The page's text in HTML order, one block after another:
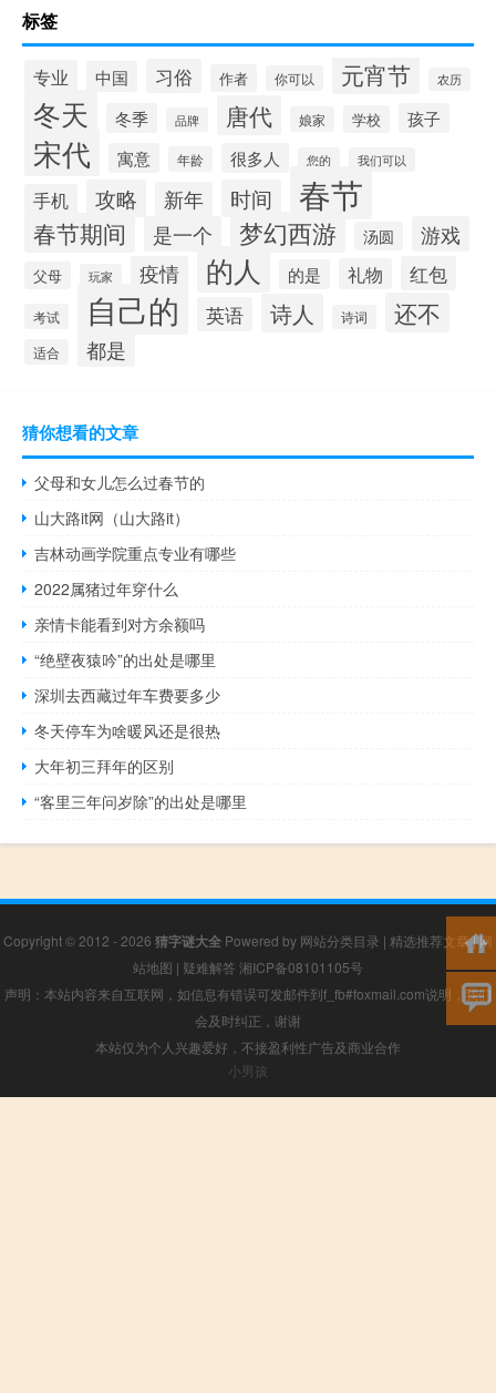
标签
专业 中国 习俗 作者 你可以 元宵节 农历
冬天 冬季 品牌 唐代 娘家 学校 孩子
宋代 寓意 年龄 很多人 您的 我们可以
手机 攻略 新年 时间 春节
春节期间 是一个 梦幻西游 汤圆 游戏
父母 玩家 疫情 的人 的是 礼物 红包
考试 自己的 英语 诗人 诗词 还不
适合 都是
猜你想看的文章
父母和女儿怎么过春节的
山大路it网（山大路it）
吉林动画学院重点专业有哪些
2022属猪过年穿什么
亲情卡能看到对方余额吗
“绝壁夜猿吟”的出处是哪里
深圳去西藏过年车费要多少
冬天停车为啥暖风还是很热
大年初三拜年的区别
“客里三年问岁除”的出处是哪里
Copyright © 2012 - 2026 猜字谜大全 Powered by 网站分类目录 | 精选推荐文章|网
站地图 | 疑难解答 湘ICP备08101105号
声明：本站内容来自互联网，如信息有错误可发邮件到f_fb#foxmail.com说明，我们
会及时纠正，谢谢
本站仅为个人兴趣爱好，不接盈利性广告及商业合作
小男孩